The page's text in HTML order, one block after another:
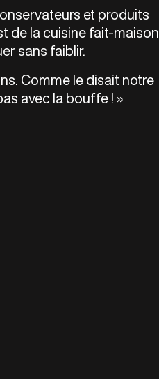
et produits
de la cuisine fait-maison
sans faiblir.
Comme le disait notre
avec la bouffe ! »